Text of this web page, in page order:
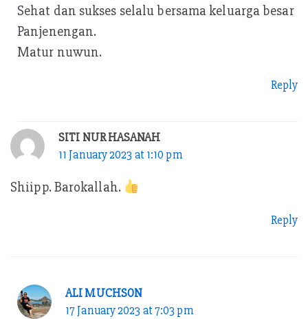
Sehat dan sukses selalu bersama keluarga besar
Panjenengan.
Matur nuwun.
Reply
SITI NUR HASANAH
11 January 2023 at 1:10 pm
Shiipp. Barokallah.
Reply
ALI MUCHSON
17 January 2023 at 7:03 pm